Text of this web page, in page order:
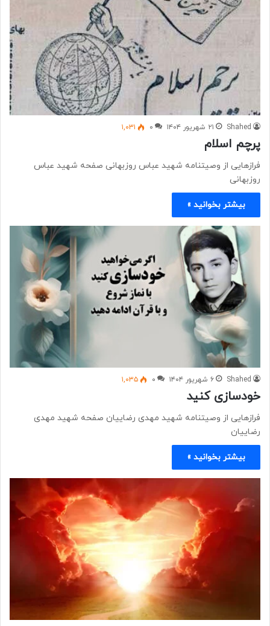
Shahed ۲۱ شهریور ۱۴۰۴ ۰ ۱,۰۳۱
پرچم اسلام
فرازهایی از وصیتنامه شهید عباس روزبهانی صفحه شهید عباس
روزبهانی
بیشتر بخوانید »
Shahed ۶ شهریور ۱۴۰۴ ۰ ۱,۰۳۵
خودسازی کنید
فرازهایی از وصیتنامه شهید مهدی رضاییان صفحه شهید مهدی
رضاییان
بیشتر بخوانید »